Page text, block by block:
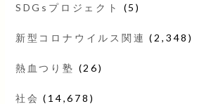
SDGsプロジェクト (5)
新型コロナウイルス関連 (2,348)
熱血つり塾 (26)
社会 (14,678)